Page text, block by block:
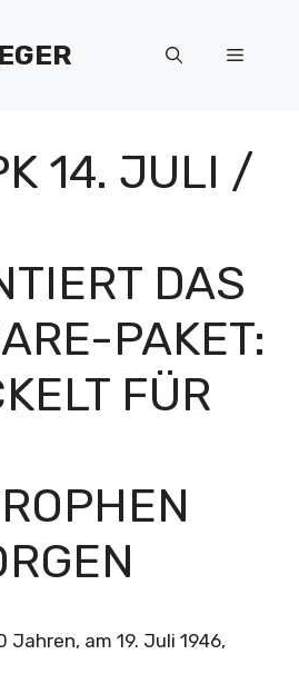
Menü
14. JULI /
DAS
PAKET:
FÜR
Jahren, am 19. Juli 1946,